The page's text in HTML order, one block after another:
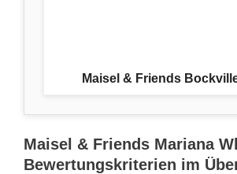
Maisel & Friends
Maisel & Friends Mariana
Bewertungskriterien im